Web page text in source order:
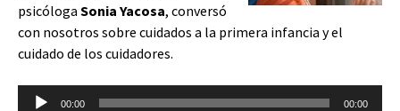
psicóloga Sonia Yacosa, conversó
con nosotros sobre cuidados a la primera infancia y el
cuidado de los cuidadores.
Reproductor
00:00 00:00